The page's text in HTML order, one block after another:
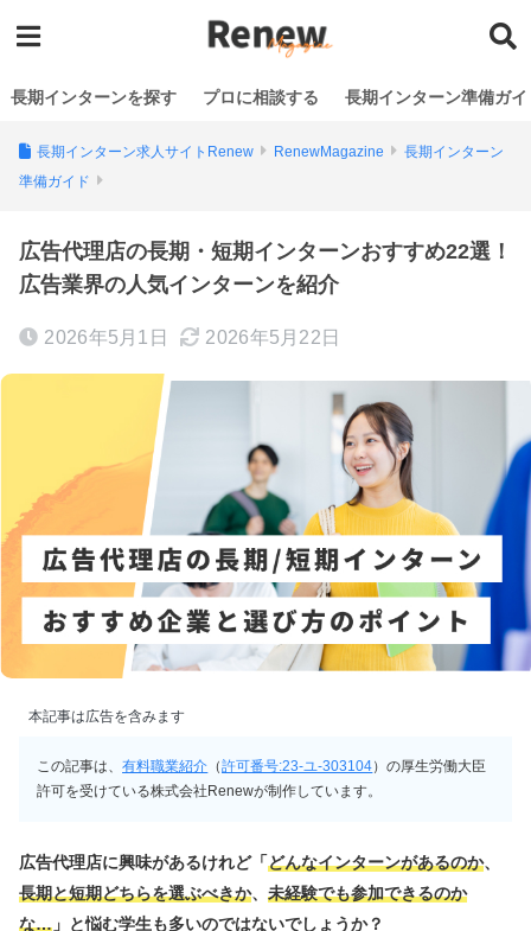
長期インターンを探す プロに相談する 長期インターン準備ガイ
長期インターン求人サイトRenew RenewMagazine
長期インターン
準備ガイド
広告代理店の長期・短期インターンおすすめ22選！
広告業界の人気インターンを紹介
2026年5月1日 2026年5月22日
本記事は広告を含みます
この記事は、有料職業紹介 （許可番号:23-ユ-303104）の厚生労働大臣
許可を受けている株式会社Renewが制作しています。
広告代理店に興味があるけれど「どんなインターンがあるのか、
長期と短期どちらを選ぶべきか、 未経験でも参加できるのか
な… 」と悩む学生も多いのではないでしょうか？